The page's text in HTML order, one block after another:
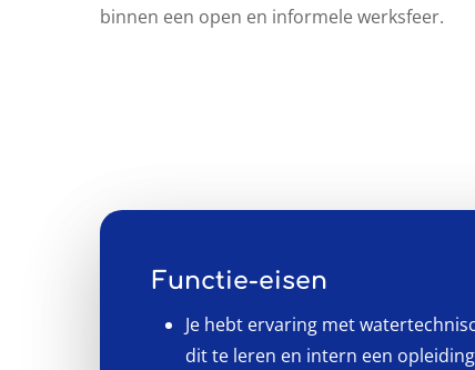
binnen een open en informele werksfeer.
Functie-eisen
Je hebt ervaring met
dit te leren en intern een